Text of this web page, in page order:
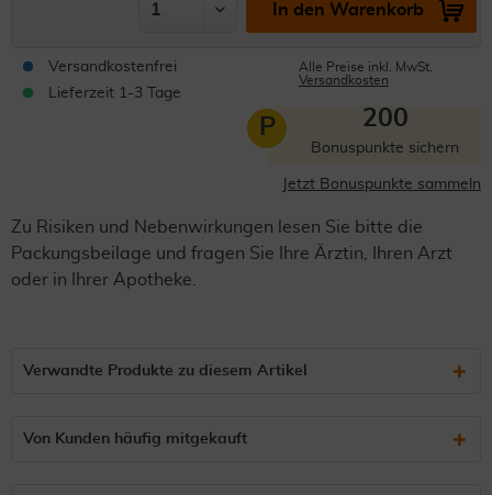
In den Warenkorb
Versandkostenfrei
Lieferzeit 1-3 Tage
Alle Preise inkl. MwSt.
Versandkosten
P 200
Bonuspunkte sichern
Jetzt Bonuspunkte sammeln
Zu Risiken und Nebenwirkungen lesen Sie bitte die
Packungsbeilage und fragen Sie Ihre Ärztin, Ihren Arzt
oder in Ihrer Apotheke.
Verwandte Produkte zu diesem Artikel
Von Kunden häufig mitgekauft